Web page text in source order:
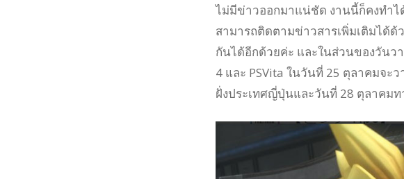
ไม่มีข่าวออกมาแน่ชัด งานนี้ก็คงทำไ
สามารถติดตามข่าวสารเพิ่มเติมได้ด้
กันได้อีกด้วยค่ะ และในส่วนของวันว
4 และ PSVita ในวันที่ 25 ตุลาคมจะ
ฝั่งประเทศญี่ปุ่นและวันที่ 28 ตุลาคมท